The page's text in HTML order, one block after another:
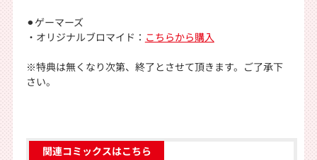
⚫︎ゲーマーズ
・オリジナルブロマイド： こちらから購入
※特典は無くなり次第、終了とさせて頂きます。ご了承下
さい。
関連コミックスはこちら